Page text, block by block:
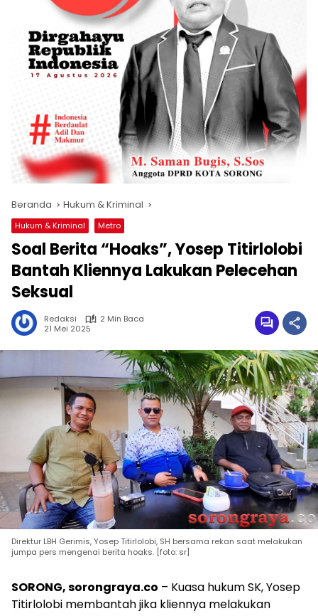
Beranda Hukum & Kriminal
Hukum & Kriminal Metro
Soal Berita “Hoaks”, Yosep Titirlolobi
Bantah Kliennya Lakukan Pelecehan
Seksual
Redaksi
2 Min Baca
21 Mei 2025
Direktur LBH Gerimis, Yosep Titirlolobi, SH bersama rekan saat melakukan
jumpa pers mengenai berita hoaks. [foto: sr]
SORONG, sorongraya.co – Kuasa hukum SK, Yosep
Titirlolobi membantah jika kliennya melakukan